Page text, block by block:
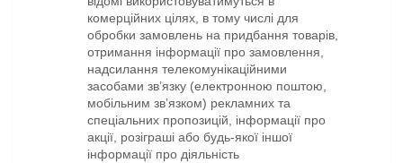
комерційних цілях, в тому числі для
обробки замовлень на придбання товарів,
отримання інформації про замовлення,
надсилання телекомунікаційними
засобами зв’язку (електронною поштою,
мобільним зв’язком) рекламних та
спеціальних пропозицій, інформації про
акції, розіграші або будь-якої іншої
інформації про діяльність